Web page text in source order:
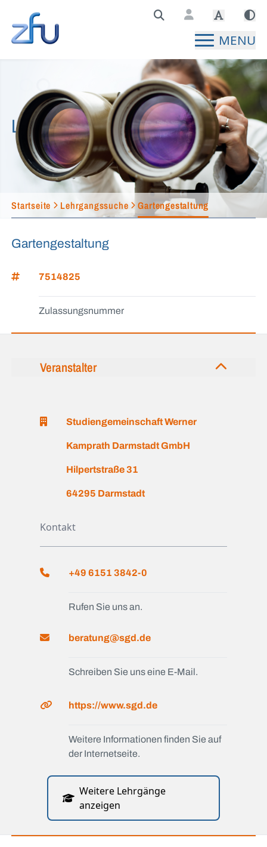
Zentralstelle für Fernunterricht Hauptseite
MENU
Lehrgangssuche
Startseite Lehrgangssuche Gartengestaltung
Gartengestaltung
7514825
Zulassungsnummer
Veranstalter
Studiengemeinschaft Werner
Kamprath Darmstadt GmbH
Hilpertstraße 31
64295 Darmstadt
Kontakt
+49 6151 3842-0
Rufen Sie uns an.
beratung@sgd.de
Schreiben Sie uns eine E-Mail.
https://www.sgd.de
Weitere Informationen finden Sie auf
der Internetseite.
Weitere Lehrgänge
anzeigen